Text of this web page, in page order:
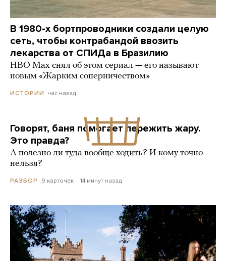
В 1980-х бортпроводники создали целую
сеть, чтобы контрабандой ввозить
лекарства от СПИДа в Бразилию
HBO Max снял об этом сериал — его называют
новым «Жарким соперничеством»
ИСТОРИИ час назад
Говорят, баня помогает пережить жару.
Это правда?
А полезно ли туда вообще ходить? И кому точно
нельзя?
РАЗБОР 9 карточек 14 минут назад